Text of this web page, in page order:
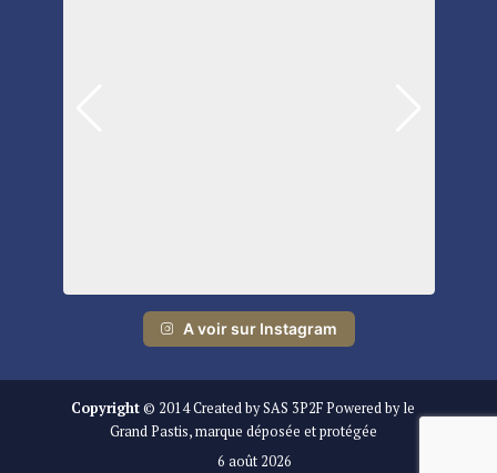
A voir sur Instagram
Copyright© 2014 Created by SAS 3P2F Powered by le
Grand Pastis, marque déposée et protégée
6 août 2026